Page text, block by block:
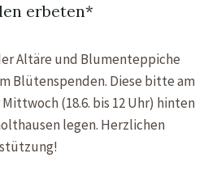
erbeten*
Altäre und Blumenteppiche
Blütenspenden. Diese bitte am
(18.6. bis 12 Uhr) hinten
legen. Herzlichen